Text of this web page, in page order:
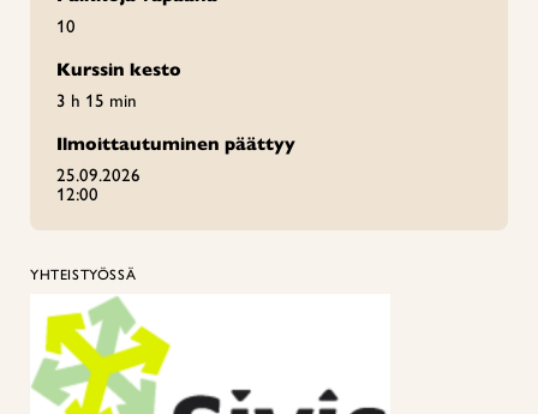
10
Kurssin kesto
3 h 15 min
Ilmoittautuminen päättyy
25.09.2026
12:00
YHTEISTYÖSSÄ